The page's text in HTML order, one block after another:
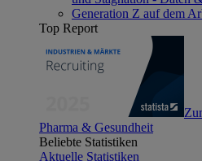
Generation Z auf dem
Top Report
Pharma & Gesundheit
Beliebte Statistiken
Aktuelle Statistiken